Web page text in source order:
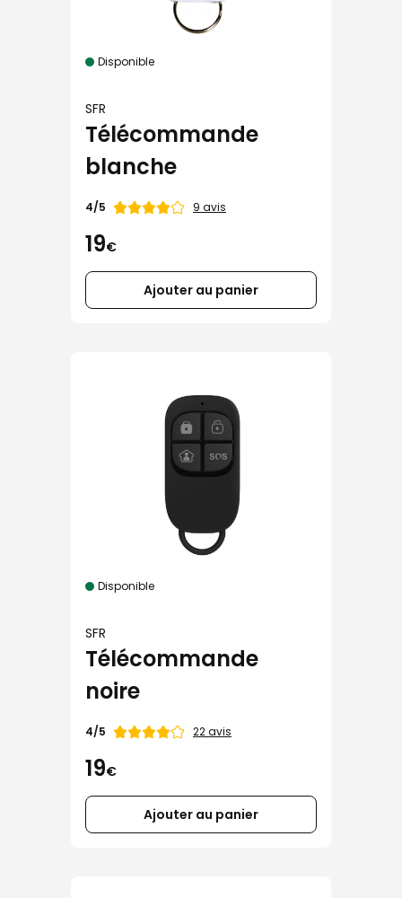
Disponible
SFR
Télécommande
blanche
Note
4/5 9 avis
19€
Ajouter au panier
Disponible
SFR
Télécommande
noire
Note
4/5 22 avis
19€
Ajouter au panier